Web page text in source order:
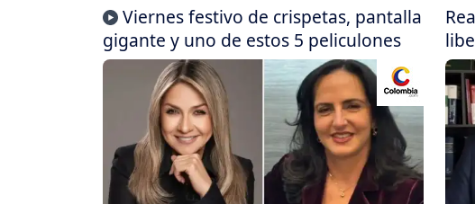
Viernes festivo de crispetas, pantalla
gigante y uno de estos 5 peliculones